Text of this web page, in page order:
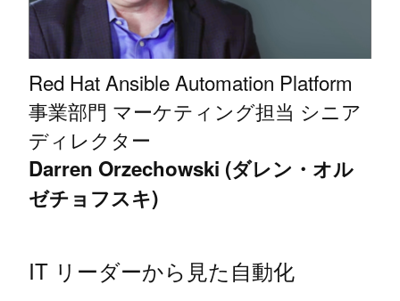
Red Hat Ansible Automation Platform
事業部門 マーケティング担当 シニア
ディレクター
Darren Orzechowski (ダレン・オル
ゼチョフスキ)
IT リーダーから見た自動化